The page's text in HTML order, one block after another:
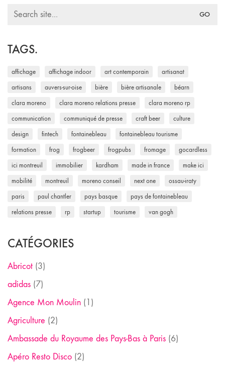
Search
TAGS.
affichage affichage indoor art contemporain artisanat
artisans auvers-sur-oise bière bière artisanale béarn
clara moreno clara moreno relations presse clara moreno rp
communication communiqué de presse craft beer culture
design fintech fontainebleau fontainebleau tourisme
formation frog frogbeer frogpubs fromage gocardless
ici montreuil immobilier kardham made in france make ici
mobilité montreuil moreno conseil next one ossau-iraty
paris paul chantler pays basque pays de fontainebleau
relations presse rp startup tourisme van gogh
CATÉGORIES
Abricot (3)
adidas (7)
Agence Mon Moulin (1)
Agriculture (2)
Ambassade du Royaume des Pays-Bas à Paris (6)
Apéro Resto Disco (2)